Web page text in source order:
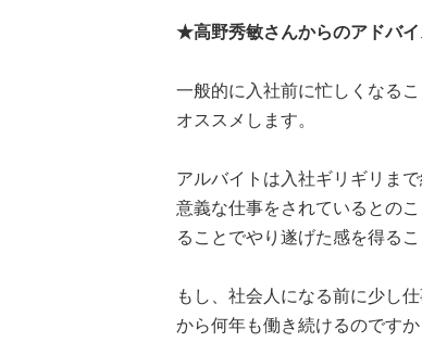
★高野秀敏さんからのアドバイ
一般的に入社前に忙しくなる
オススメします。
アルバイトは入社ギリギリま
意義な仕事をされているとの
ることでやり遂げた感を得る
もし、社会人になる前に少し
から何年も働き続けるのです